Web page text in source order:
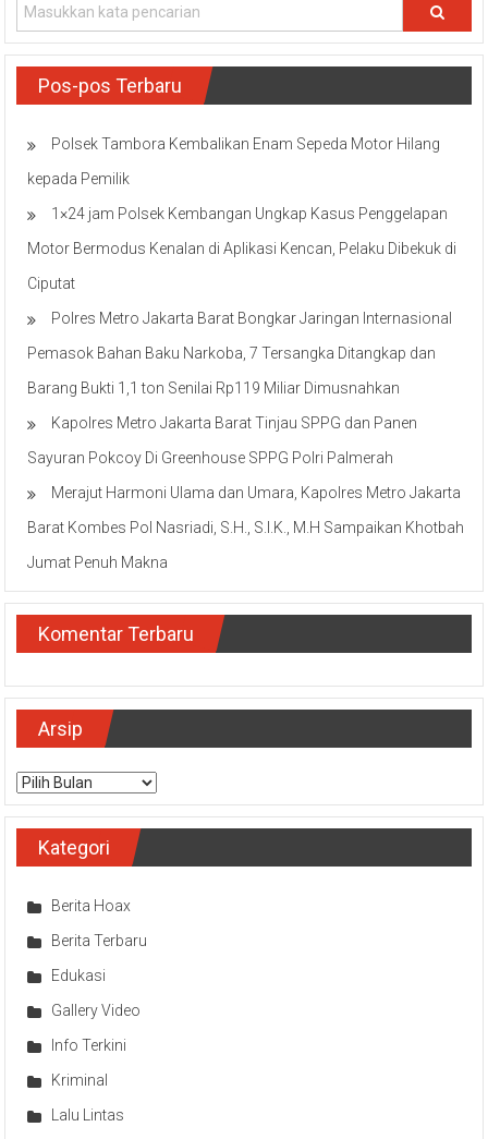
Pos-pos Terbaru
Polsek Tambora Kembalikan Enam Sepeda Motor Hilang
kepada Pemilik
1×24 jam Polsek Kembangan Ungkap Kasus Penggelapan
Motor Bermodus Kenalan di Aplikasi Kencan, Pelaku Dibekuk di
Ciputat
Polres Metro Jakarta Barat Bongkar Jaringan Internasional
Pemasok Bahan Baku Narkoba, 7 Tersangka Ditangkap dan
Barang Bukti 1,1 ton Senilai Rp119 Miliar Dimusnahkan
Kapolres Metro Jakarta Barat Tinjau SPPG dan Panen
Sayuran Pokcoy Di Greenhouse SPPG Polri Palmerah
Merajut Harmoni Ulama dan Umara, Kapolres Metro Jakarta
Barat Kombes Pol Nasriadi, S.H., S.I.K., M.H Sampaikan Khotbah
Jumat Penuh Makna
Komentar Terbaru
Arsip
Arsip
Kategori
Berita Hoax
Berita Terbaru
Edukasi
Gallery Video
Info Terkini
Kriminal
Lalu Lintas